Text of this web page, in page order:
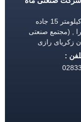
قزوین , کیلومتر 15 جاده
, (مجتمع صنعتی
زکریای رازی
: